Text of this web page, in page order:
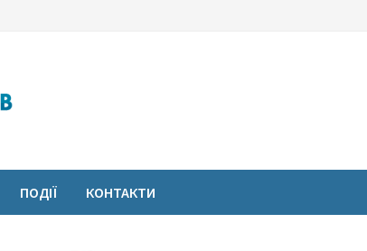
ПОДІЇ КОНТАКТИ